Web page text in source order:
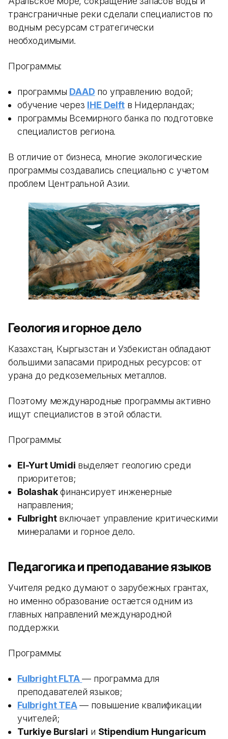
трансграничные реки сделали специалистов по
водным ресурсам стратегически
необходимыми.
Программы:
программы DAAD по управлению водой;
обучение через IHE Delftв Нидерландах;
программы Всемирного банка по подготовке
специалистов региона.
В отличие от бизнеса, многие экологические
программы создавались специально с учетом
проблем Центральной Азии.
Геология и горное дело
Казахстан, Кыргызстан и Узбекистан обладают
большими запасами природных ресурсов: от
урана до редкоземельных металлов.
Поэтому международные программы активно
ищут специалистов в этой области.
Программы:
El-Yurt Umidi выделяет геологию среди
приоритетов;
Bolashakфинансирует инженерные
направления;
Fulbrightвключает управление критическими
минералами и горное дело.
Педагогика и преподавание языков
Учителя редко думают о зарубежных грантах,
но именно образование остается одним из
главных направлений международной
поддержки.
Программы:
Fulbright FLTA — программа для
преподавателей языков;
Fulbright TEA— повышение квалификации
учителей;
Turkiye Burslari и Stipendium Hungaricum